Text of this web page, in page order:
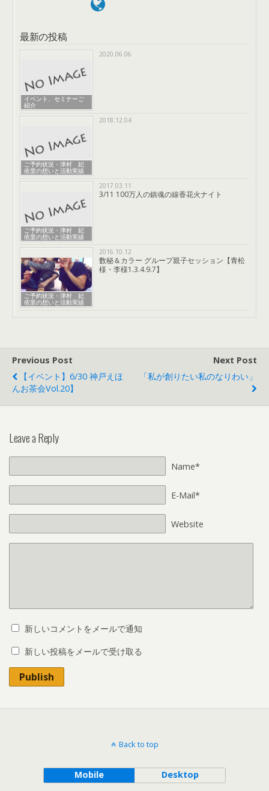
最新の投稿
イベント、セミナーご
紹介
2020.06.06
ご予約状況・津村 妃
依里の想いと活動実績
2018.12.04
ご予約状況・津村 妃
依里の想いと活動実績
2017.03.11
3/11 100万人の鎮魂の線香花火ナイト
ご予約状況・津村 妃
依里の想いと活動実績
2016.10.12
数秘＆カラー グループ親子セッション【青松
様・李様1.3.4.9.7】
Previous Post
【イベント】6/30 神戸えほ
んお茶会vol.20】
Next Post
「私が創りたい私のなりわい」
Leave a Reply
Name*
E-Mail*
Website
新しいコメントをメールで通知
新しい投稿をメールで受け取る
Publish
Back to top
Mobile Desktop